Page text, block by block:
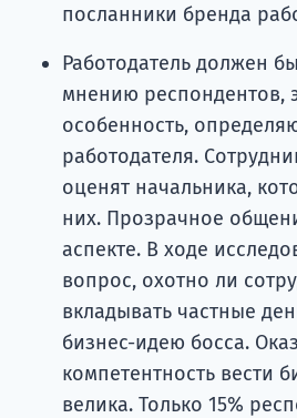
посланники бренда
Работодатель должен
мнению респондентов,
особенность,
работодателя.
оценят начальника,
них. Прозрачное
аспекте. В ходе
вопрос, охотно ли
вкладывать частные
бизнес-идею босса.
компетентность вести
велика. Только 15%